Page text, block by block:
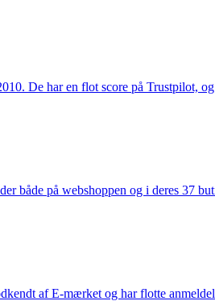
De har en flot score på Trustpilot,
både på webshoppen og i deres 37
af E-mærket og har flotte